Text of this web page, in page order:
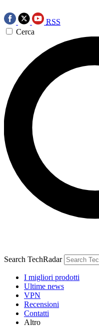
RSS
Cerca
Search TechRadar
I migliori prodotti
Ultime news
VPN
Recensioni
Contatti
Altro